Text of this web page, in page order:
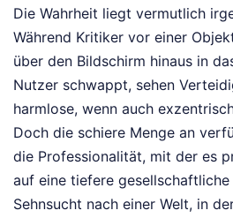
Die Wahrheit liegt vermutlich
Während Kritiker vor einer
über den Bildschirm hinaus in
Nutzer schwappt, sehen
harmlose, wenn auch
Doch die schiere Menge an
die Professionalität, mit der es
auf eine tiefere gesellschaftliche
Sehnsucht nach einer Welt, in